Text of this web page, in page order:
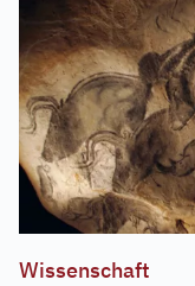
Wissenschaft